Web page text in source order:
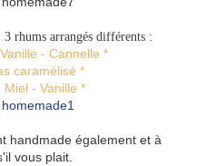
3 rhums arrangés différents :
- Cannelle *
caramélisé *
- Vanille *
handmade également et à
vous plait.